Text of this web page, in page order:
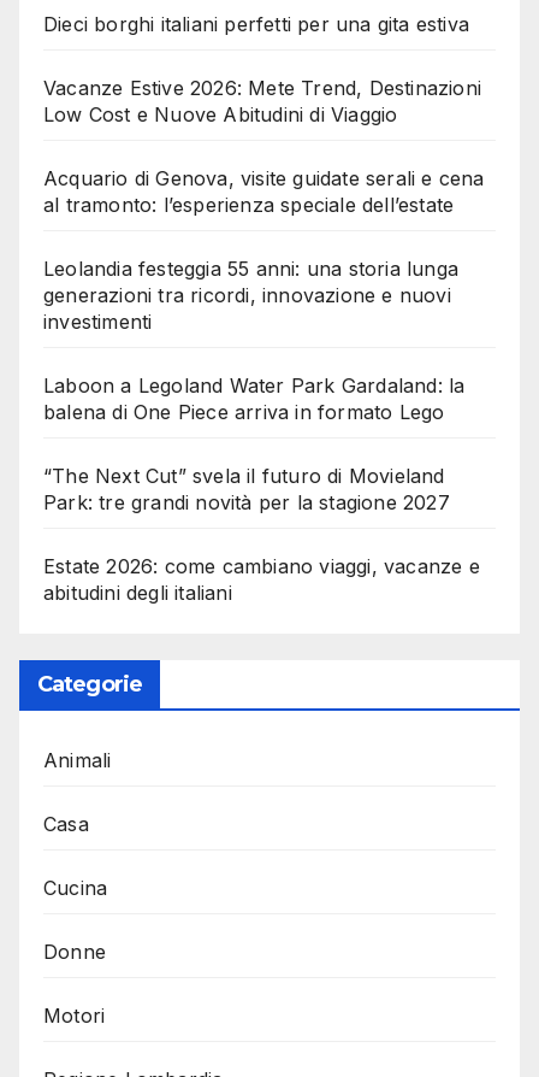
Dieci borghi italiani perfetti per una gita estiva
Vacanze Estive 2026: Mete Trend, Destinazioni
Low Cost e Nuove Abitudini di Viaggio
Acquario di Genova, visite guidate serali e cena
al tramonto: l’esperienza speciale dell’estate
Leolandia festeggia 55 anni: una storia lunga
generazioni tra ricordi, innovazione e nuovi
investimenti
Laboon a Legoland Water Park Gardaland: la
balena di One Piece arriva in formato Lego
“The Next Cut” svela il futuro di Movieland
Park: tre grandi novità per la stagione 2027
Estate 2026: come cambiano viaggi, vacanze e
abitudini degli italiani
Categorie
Animali
Casa
Cucina
Donne
Motori